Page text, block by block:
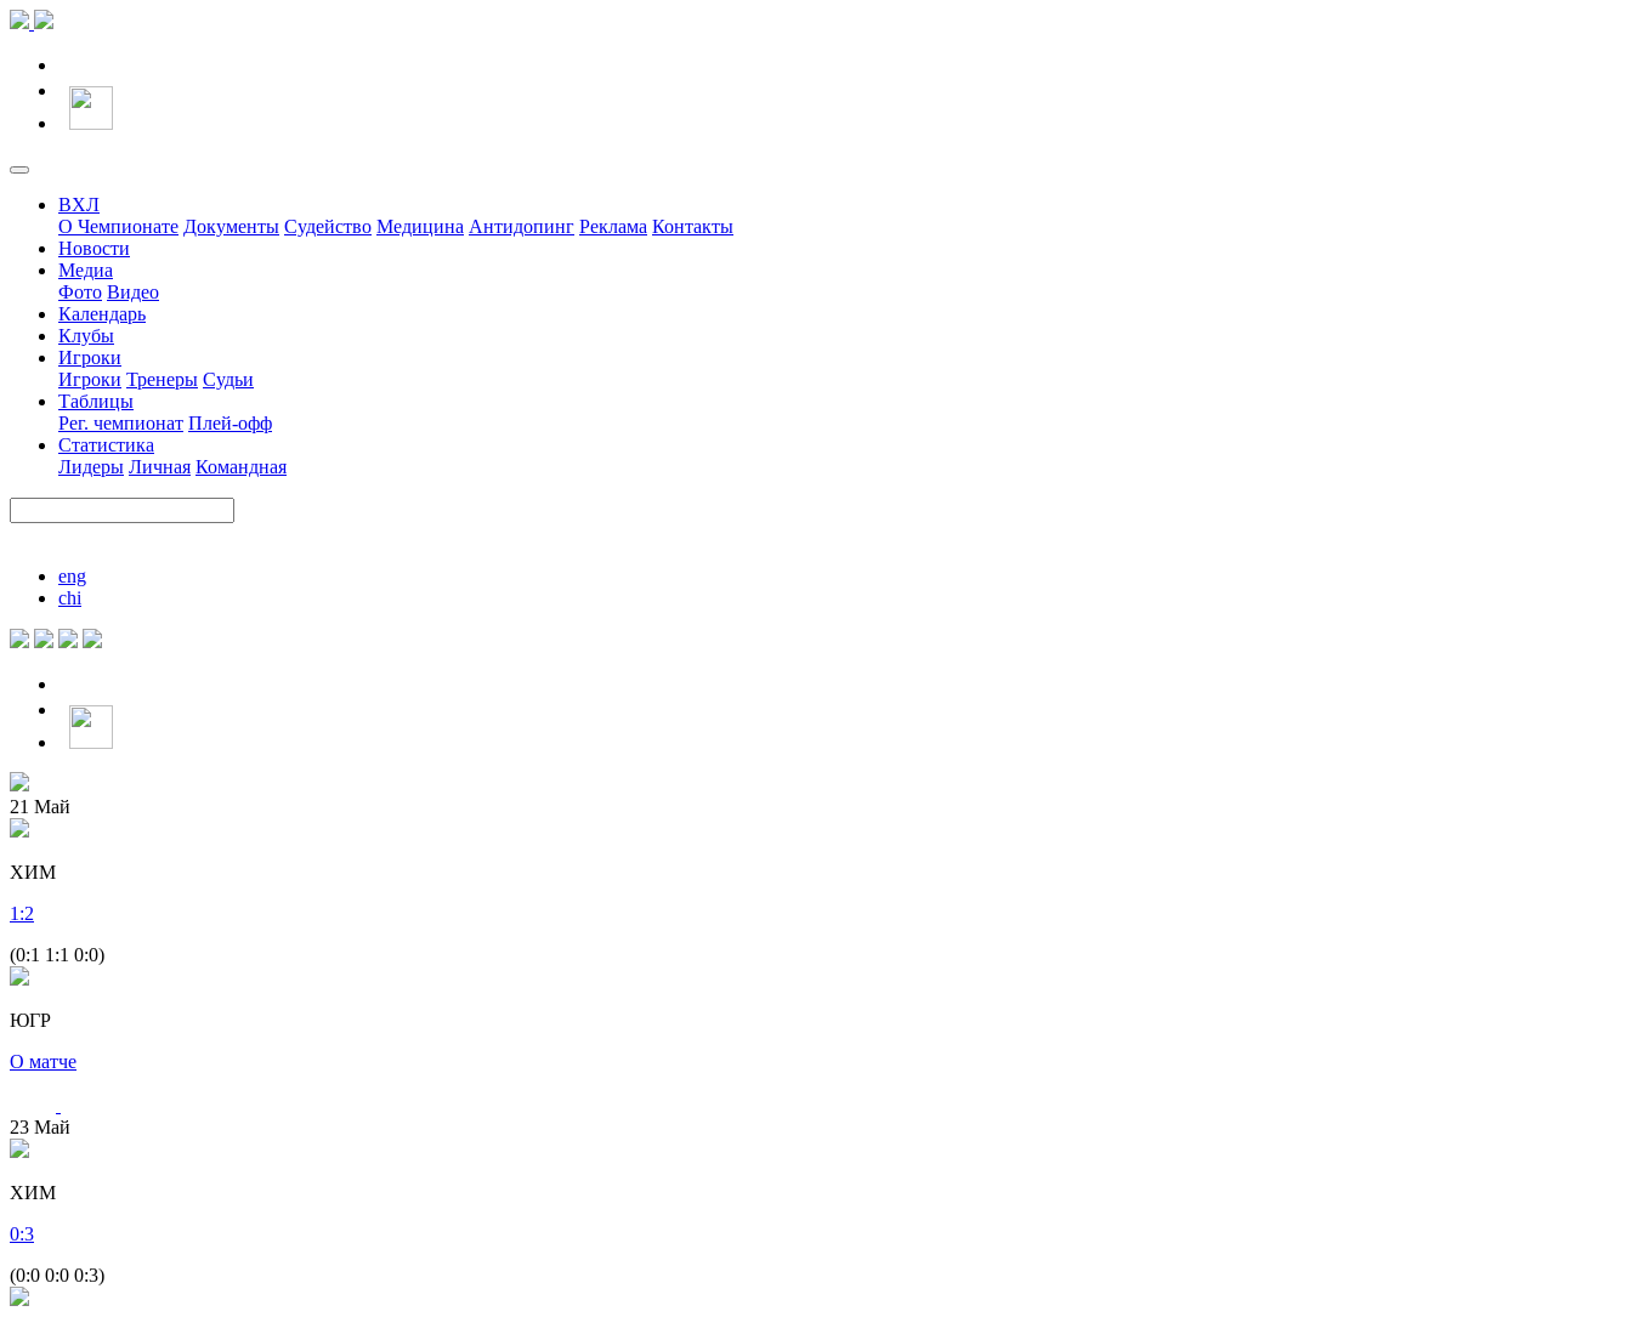
ВХЛ
О Чемпионате Документы Судейство Медицина Антидопинг Реклама Контакты
Новости
Медиа
Фото Видео
Календарь
Клубы
Игроки
Игроки Тренеры Судьи
Таблицы
Рег. чемпионат Плей-офф
Статистика
Лидеры Личная Командная
eng
chi
21 Май
ХИМ
1 :2
(0:1 1:1 0:0)
ЮГР
О матче
23 Май
ХИМ
0:3
(0:0 0:0 0:3)